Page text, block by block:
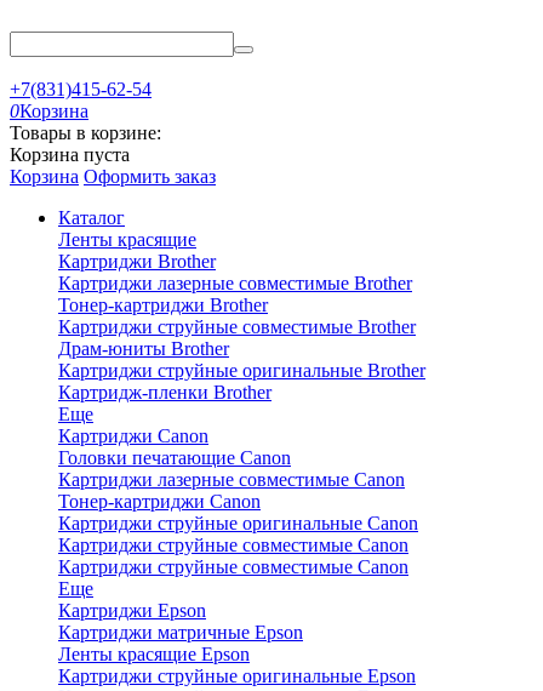
+7(831)415-62-54
0Корзина
Товары в корзине:
Корзина пуста
Корзина Оформить заказ
Каталог
Ленты красящие
Картриджи Brother
Картриджи лазерные совместимые Brother
Тонер-картриджи Brother
Картриджи струйные совместимые Brother
Драм-юниты Brother
Картриджи струйные оригинальные Brother
Картридж-пленки Brother
Еще
Картриджи Canon
Головки печатающие Canon
Картриджи лазерные совместимые Canon
Тонер-картриджи Canon
Картриджи струйные оригинальные Canon
Картриджи струйные совместимые Canon
Картриджи струйные совместимые Canon
Еще
Картриджи Epson
Картриджи матричные Epson
Ленты красящие Epson
Картриджи струйные оригинальные Epson